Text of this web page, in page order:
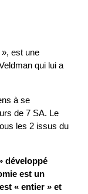
», est une
qui lui a
à se
de 7 SA. Le
les 2 issus du
développé
est un
« entier » et